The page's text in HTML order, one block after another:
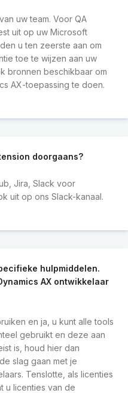
uw team. Voor QA
uit op uw Microsoft
u ten zeerste aan om
toe te wijzen aan uw
bronnen beschikbaar om
AX-toepassing te doen.
doorgaans?
Jira, Slack voor
uit op ons Slack-kanaal.
hulpmiddelen.
AX ontwikkelaar
en ja, u kunt alle tools
gebruikt en deze aan
is, houd hier dan
slag gaan met je
Tenslotte, als licenties
u licenties van de